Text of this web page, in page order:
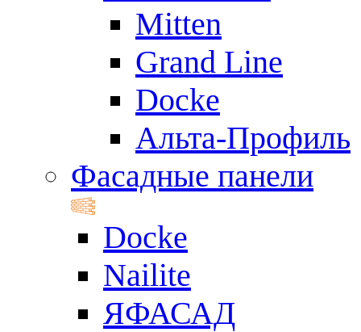
Mitten
Grand Line
Docke
Альта-Профиль
Фасадные панели
Docke
Nailite
ЯФАСАД